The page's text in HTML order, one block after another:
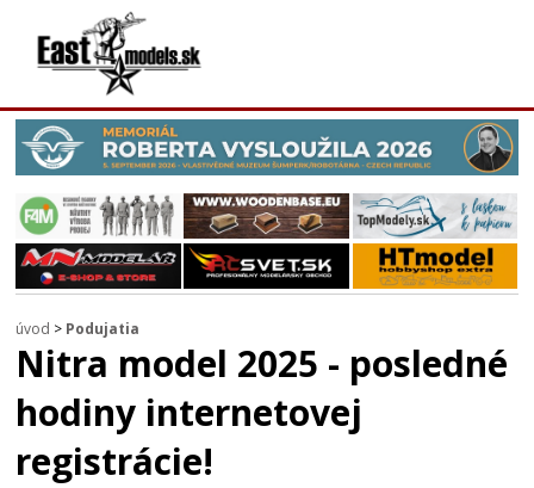
úvod > Podujatia
Nitra model 2025 - posledné
hodiny internetovej
registrácie!